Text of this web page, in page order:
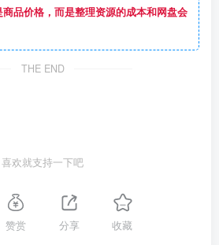
品价格，而是整理资源的成本和网盘会
THE END
喜欢就支持一下吧
赞赏 分享 收藏